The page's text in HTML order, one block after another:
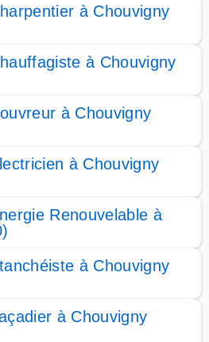
à Chouvigny
à Chouvigny
à Chouvigny
à Chouvigny
Renouvelable à
à Chouvigny
à Chouvigny